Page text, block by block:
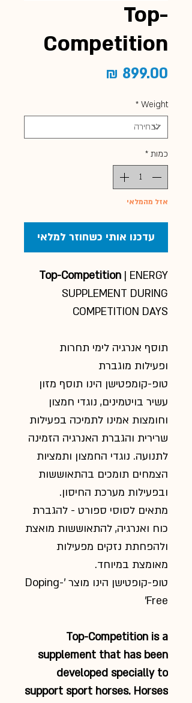
Top-
Competition
Weight
*
כמות *
אזל מהמלאי
עדכנו אותי כשחוזר למלאי
Top-Competition | ENERGY
SUPPLEMENT DURING
COMPETITION DAYS
תוסף אנרגיה לימי תחרות
ופעילות מוגברת
טופ-קומפטישן הינו תוסף מזון
עשיר בויטמינים, נוגדי חמצון
וחומצות אמינו לתמיכה בפעילות
שרירית והגברת האנרגיה הזמינה
לתנועה. נוגדי החמצון ותמציות
הצמחים תומכים בהתאוששות
ובפעילות מערכת החיסון.
מתאים לסוסי ספורט - להגברת
כוח ואנרגיה, להתאוששות מואצת
ולהפחתת נזקים מפעילות
מאומצת במיוחד.
טופ-קופטישן הינו מוצר 'Doping-
Free
'
Top-Competition is a
supplement that has been
developed specially to
support sport horses. Horses